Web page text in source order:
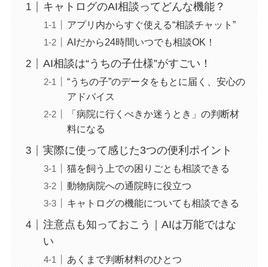
キャトログのAI相談ってどんな機能？
アプリ内からすぐ使える“相談チャット”
AIだから24時間いつでも相談OK！
AI相談は“うちの子仕様”がすごい！
“うちの子”のデータをもとに届く、安心の
アドバイス
「病院に行くべきか迷うとき」の判断材
料になる
実際に使って感じた3つの便利ポイント
猫を飼う上での困りごとも相談できる
動物病院への通院時に役立つ
キャトログの機能についても相談できる
注意点も知っておこう｜AIは万能ではな
い
あくまで判断材料のひとつ